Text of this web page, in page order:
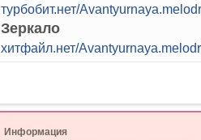
турбобит.нет/
Зеркало
хитфайл.нет/
Информация